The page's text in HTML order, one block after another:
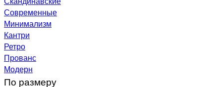
Современные
Минимализм
Кантри
Ретро
Прованс
Модерн
По размеру